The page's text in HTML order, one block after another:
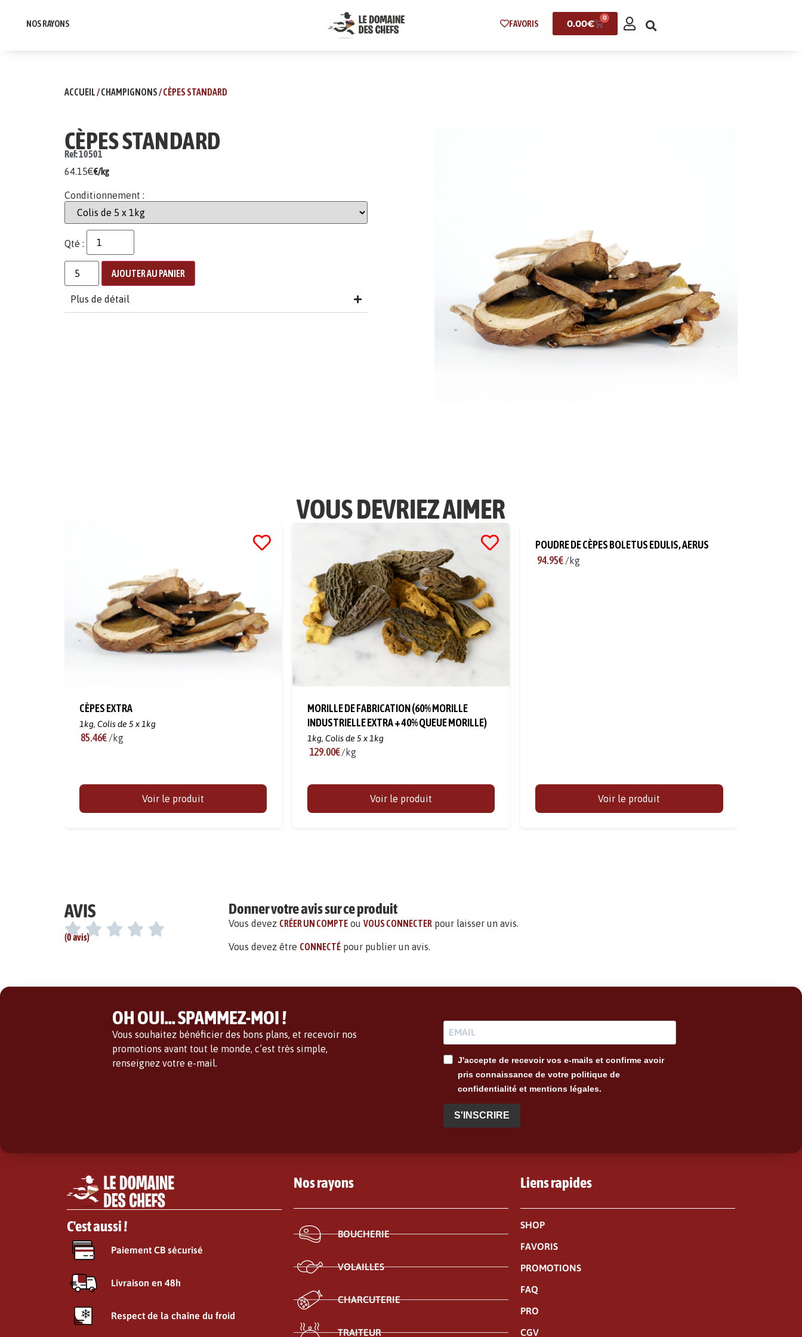
NOS RAYONS FAVORIS 0.00€
0
ACCUEIL/CHAMPIGNONS/ CÈPES STANDARD
CÈPES STANDARD
Ref: 10501
64.15€€/kg
Conditionnement :
Qté :
AJOUTER AU PANIER
Plus de détail
VOUS DEVRIEZ AIMER
CÈPES EXTRA
1kg, Colis de 5 x 1kg
85.46€ /kg
Voir le produit
MORILLE DE FABRICATION (60% MORILLE
INDUSTRIELLE EXTRA + 40% QUEUE MORILLE)
1kg, Colis de 5 x 1kg
129.00€/kg
Voir le produit
POUDRE DE CÈPES BOLETUS EDULIS, AERUS
94.95€ /kg
Voir le produit
AVIS
(0 avis)
Donner votre avis sur ce produit
Vous devez CRÉER UN COMPTEou VOUS CONNECTERpour laisser un avis.
Vous devez être CONNECTÉpour publier un avis.
OH OUI... SPAMMEZ-MOI !
Vous souhaitez bénéficier des bons plans, et recevoir nos
promotions avant tout le monde, c’est très simple,
renseignez votre e-mail.
J'accepte de recevoir vos e-mails et confirme avoir
pris connaissance de votre politique de
confidentialité et mentions légales.
S'INSCRIRE
C'est aussi !
Paiement CB sécurisé
Livraison en 48h
Respect de la chaîne du froid
Nos rayons
BOUCHERIE
VOLAILLES
CHARCUTERIE
TRAITEUR
Liens rapides
SHOP
FAVORIS
PROMOTIONS
FAQ
PRO
CGV